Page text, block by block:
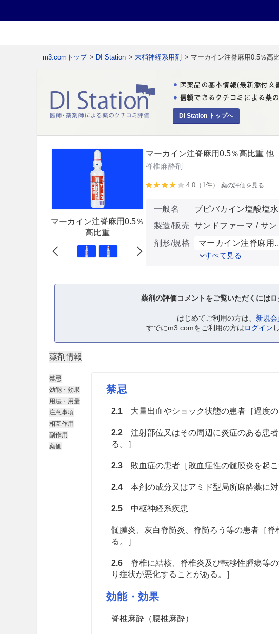
m3.comトップ > DI Station > 末梢神経系用剤 > マーカイン注脊麻用0.5％高
DI Station トップへ
マーカイン注脊麻用0.5％
高比重
マーカイン注脊麻用0.5％高比重 他
脊椎麻酔剤
4.0（1件） 薬の評価を見る
一般名
ブピバカイン塩酸塩
製造/販売 サンドファーマ / サン
剤形/規格
マーカイン注脊麻用
すべて見る
薬剤の評価コメントをご覧いただくにはロ
はじめてご利用の方は、 新規
すでにm3.comをご利用の方はログイン
薬剤情報
禁忌
効能・効果
用法・用量
注意事項
相互作用
副作用
薬価
禁忌
2.1大量出血やショック状態の患者［過度の
2.2注射部位又はその周辺に炎症のある患
る。］
2.3敗血症の患者［敗血症性の髄膜炎を起こ
2.4本剤の成分又はアミド型局所麻酔薬に対
2.5中枢神経系疾患
髄膜炎、灰白脊髄炎、脊髄ろう等の患者［
る。］
2.6脊椎に結核、脊椎炎及び転移性腫瘍等の
り症状が悪化することがある。］
効能・効果
脊椎麻酔（腰椎麻酔）